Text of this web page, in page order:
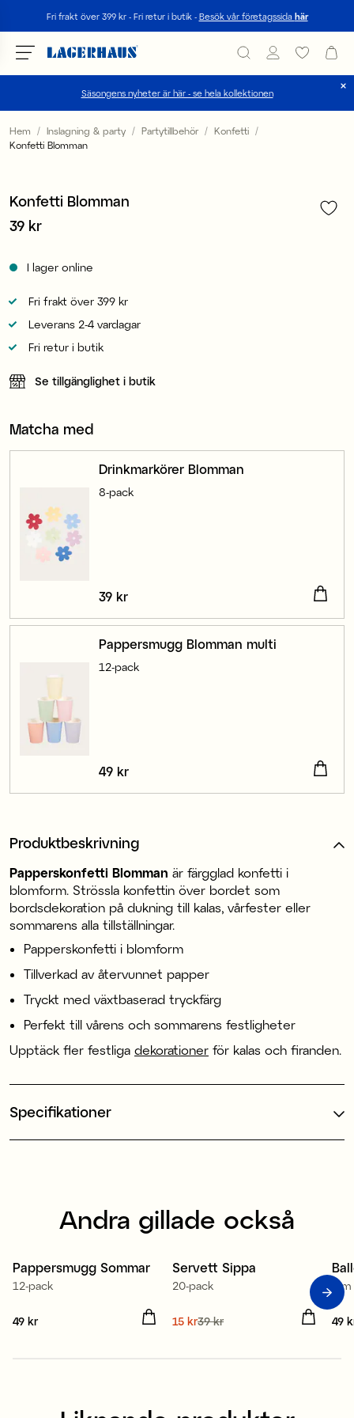
Fri frakt över 399 kr - Fri retur i butik - Besök vår företagssida här
Säsongens nyheter är här - se hela kollektionen
Välj språk / valuta
Hem Inslagning & party Partytillbehör
Konfetti
Konfetti Blomman
Konfetti Blomman
Pris:39 kr
39 kr
I lager online
Fri frakt över 399 kr
Leverans 2-4 vardagar
Fri retur i butik
Se tillgänglighet i butik
Matcha med
Drinkmarkörer Blomman
8-pack
Pris:
39 kr
Pappersmugg Blomman multi
12-pack
Pris:49 kr
49 kr
Produktbeskrivning
Papperskonfetti Blomman är färgglad konfetti i
blomform. Strössla konfettin över bordet som
bordsdekoration på dukning till kalas, vårfester eller
sommarens alla tillställningar.
Papperskonfetti i blomform
Tillverkad av återvunnet papper
Tryckt med växtbaserad tryckfärg
Perfekt till vårens och sommarens festligheter
Upptäck fler festliga dekorationer för kalas och firanden.
Specifikationer
Andra gillade också
Pappersmugg Sommar
12-pack
Pris:
49 kr
Sale
Servett Sippa
20-pack
Nuvarande pris
15 kr39 kr
5 m
Pris
49